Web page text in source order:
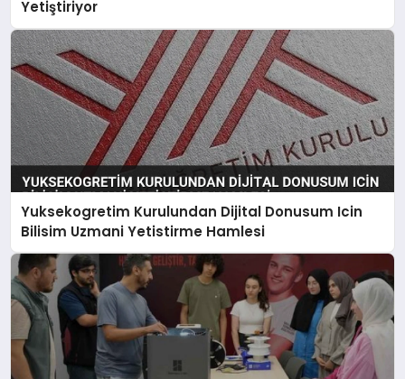
Yetiştiriyor
Yuksekogretim Kurulundan Dijital Donusum Icin
Bilisim Uzmani Yetistirme Hamlesi